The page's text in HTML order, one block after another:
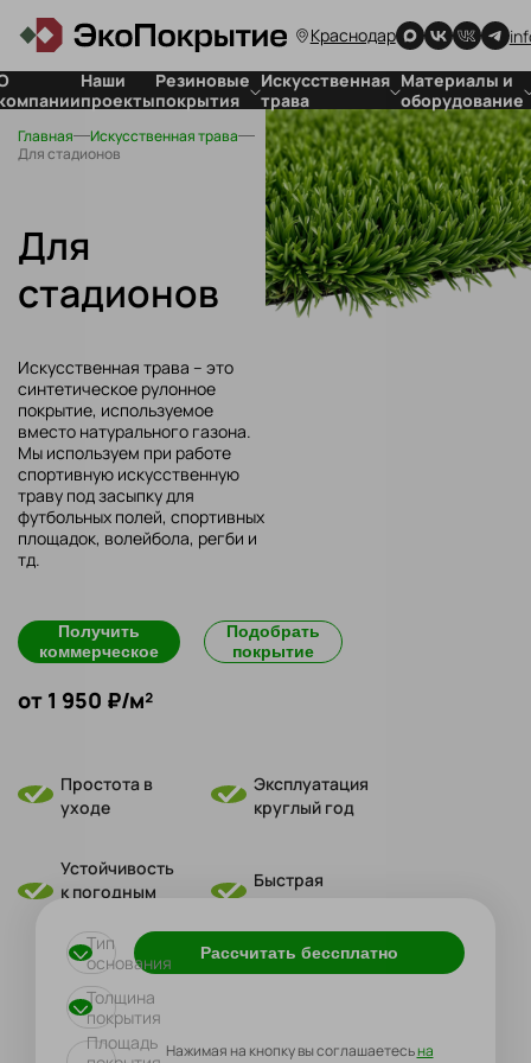
Краснодар
Наши
проекты
Резиновые
покрытия
Покрытия
для частных
плитка
Искусственная
трава
Для стадионов
Для футбольных
полей
Материалы и
оборудование
Для резиновых
покрытий
Для
искусственной
травы
Главная
Искусственная трава
Для стадионов
Для
стадионов
Искусственная трава – это
синтетическое рулонное
покрытие, используемое
вместо натурального газона.
Мы используем при работе
спортивную искусственную
траву под засыпку для
футбольных полей, спортивных
площадок, волейбола, регби и
тд.
Получить
коммерческое
Подобрать
покрытие
от 1 950 ₽/м²
Простота в
уходе
Эксплуатация
круглый год
Устойчивость
к погодным
Быстрая
Тип
основания
Толщина
покрытия
Площадь
Рассчитать бессплатно
Нажимая на кнопку вы соглашаетесьна